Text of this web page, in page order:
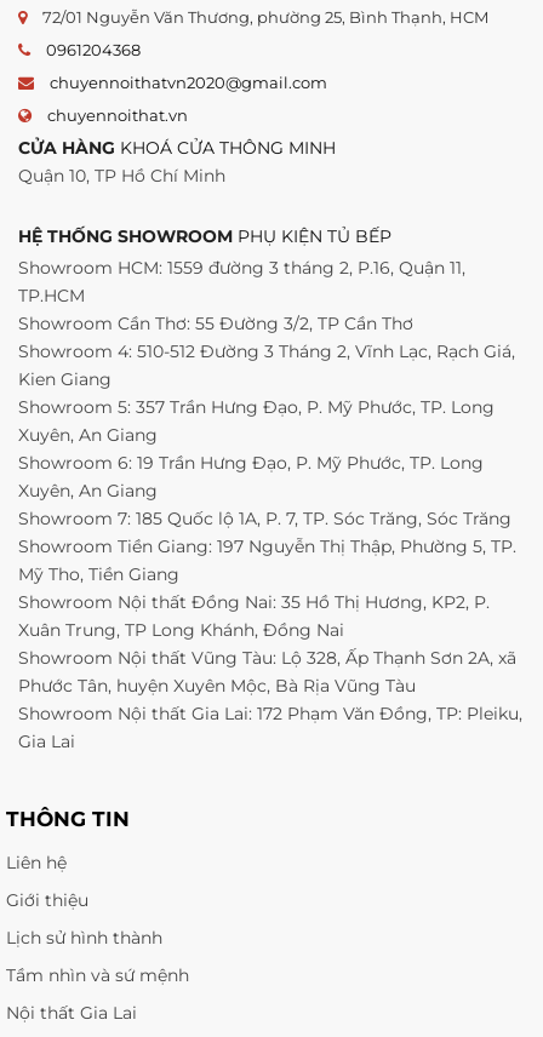
72/01 Nguyễn Văn Thương, phường 25, Bình Thạnh, HCM
0961204368
chuyennoithatvn2020@gmail.com
chuyennoithat.vn
CỬA HÀNG KHOÁ CỬA THÔNG MINH
Quận 10, TP Hồ Chí Minh
HỆ THỐNG SHOWROOM PHỤ KIỆN TỦ BẾP
Showroom HCM: 1559 đường 3 tháng 2, P.16, Quận 11,
TP.HCM
Showroom Cần Thơ: 55 Đường 3/2, TP Cần Thơ
Showroom 4: 510-512 Đường 3 Tháng 2, Vĩnh Lạc, Rạch Giá,
Kien Giang
Showroom 5: 357 Trần Hưng Đạo, P. Mỹ Phước, TP. Long
Xuyên, An Giang
Showroom 6: 19 Trần Hưng Đạo, P. Mỹ Phước, TP. Long
Xuyên, An Giang
Showroom 7: 185 Quốc lộ 1A, P. 7, TP. Sóc Trăng, Sóc Trăng
Showroom Tiền Giang: 197 Nguyễn Thị Thập, Phường 5, TP.
Mỹ Tho, Tiền Giang
Showroom Nội thất Đồng Nai: 35 Hồ Thị Hương, KP2, P.
Xuân Trung, TP Long Khánh, Đồng Nai
Showroom Nội thất Vũng Tàu: Lộ 328, Ấp Thạnh Sơn 2A, xã
Phước Tân, huyện Xuyên Mộc, Bà Rịa Vũng Tàu
Showroom Nội thất Gia Lai: 172 Phạm Văn Đồng, TP: Pleiku,
Gia Lai
THÔNG TIN
Liên hệ
Giới thiệu
Lịch sử hình thành
Tầm nhìn và sứ mệnh
Nội thất Gia Lai